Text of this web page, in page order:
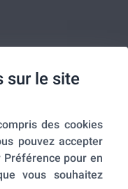
sur le site
des cookies
pouvez accepter
pour en
vous souhaitez